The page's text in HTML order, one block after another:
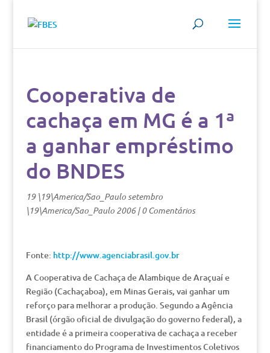
Cooperativa de
cachaça em MG é a 1ª
a ganhar empréstimo
do BNDES
19 \19\America/Sao_Paulo setembro
\19\America/Sao_Paulo 2006|0 Comentários
Fonte: http://www.agenciabrasil.gov.br
A Cooperativa de Cachaça de Alambique de Araçuaí e
Região (Cachaçaboa), em Minas Gerais, vai ganhar um
reforço para melhorar a produção. Segundo a Agência
Brasil (órgão oficial de divulgação do governo federal), a
entidade é a primeira cooperativa de cachaça a receber
financiamento do Programa de Investimentos Coletivos